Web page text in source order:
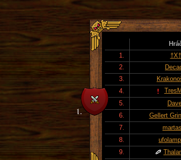
1.
†X†
2.
3.
4.
5.
6.
Gellert
7.
8.
9.